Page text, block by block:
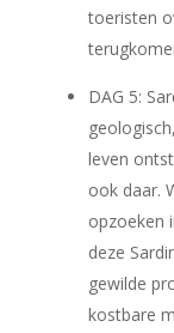
toeristen
DAG 5:
leven
ook daar.
opzoeken
deze
gewilde
kostbare